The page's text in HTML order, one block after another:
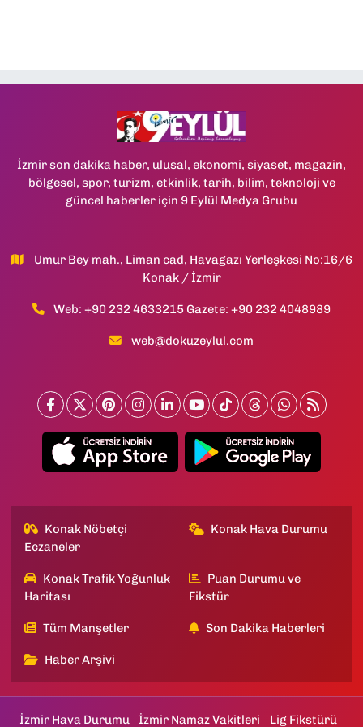
İzmir son dakika haber, ulusal, ekonomi, siyaset, magazin,
bölgesel, spor, turizm, etkinlik, tarih, bilim, teknoloji ve
güncel haberler için 9 Eylül Medya Grubu
Umur Bey mah., Liman cad, Havagazı Yerleşkesi No:16/6
Konak / İzmir
Web: +90 232 4633215 Gazete: +90 232 4048989
web@dokuzeylul.com
Konak Nöbetçi
Eczaneler
Konak Hava Durumu
Konak Trafik Yoğunluk
Haritası
Puan Durumu ve
Fikstür
Tüm Manşetler Son Dakika Haberleri
Haber Arşivi
İzmir Hava Durumu İzmir Namaz Vakitleri Lig Fikstürü